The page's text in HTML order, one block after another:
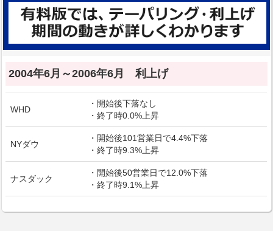
2004年6月～2006年6月 利上げ
WHD
・開始後下落なし
・終了時0.0%上昇
NYダウ
・開始後101営業日で4.4%下落
・終了時9.3%上昇
ナスダック
・開始後50営業日で12.0%下落
・終了時9.1%上昇